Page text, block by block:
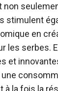
stimulent
en
les serbes.
et
à la fois la